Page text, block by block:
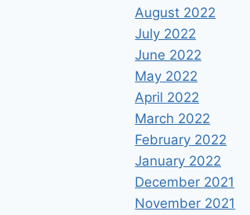
August 2022
July 2022
June 2022
May 2022
April 2022
March 2022
February 2022
January 2022
December 2021
November 2021